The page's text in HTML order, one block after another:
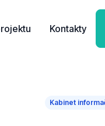
Kontakty
Kabinet